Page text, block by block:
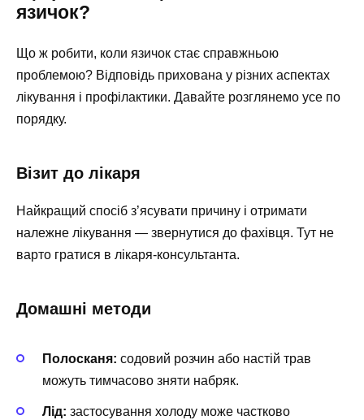
язичок?
Що ж робити, коли язичок стає справжньою
проблемою? Відповідь прихована у різних аспектах
лікування і профілактики. Давайте розглянемо усе по
порядку.
Візит до лікаря
Найкращий спосіб з’ясувати причину і отримати
належне лікування — звернутися до фахівця. Тут не
варто гратися в лікаря-консультанта.
Домашні методи
Полосканя: содовий розчин або настій трав
можуть тимчасово зняти набряк.
Лід: застосування холоду може частково